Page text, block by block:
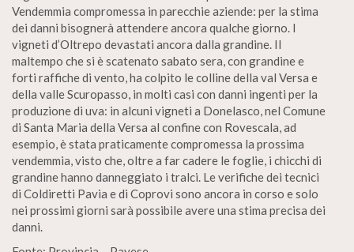
Vendemmia compromessa in parecchie aziende: per la stima
dei danni bisognerà attendere ancora qualche giorno. I
vigneti d’Oltrepo devastati ancora dalla grandine. Il
maltempo che si è scatenato sabato sera, con grandine e
forti raffiche di vento, ha colpito le colline della val Versa e
della valle Scuropasso, in molti casi con danni ingenti per la
produzione di uva: in alcuni vigneti a Donelasco, nel Comune
di Santa Maria della Versa al confine con Rovescala, ad
esempio, è stata praticamente compromessa la prossima
vendemmia, visto che, oltre a far cadere le foglie, i chicchi di
grandine hanno danneggiato i tralci. Le verifiche dei tecnici
di Coldiretti Pavia e di Coprovi sono ancora in corso e solo
nei prossimi giorni sarà possibile avere una stima precisa dei
danni.